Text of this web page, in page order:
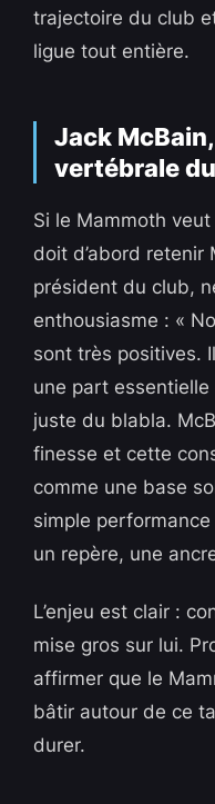
trajectoire du club
ligue tout entière.
Jack
vertébrale
Si le Mammoth
doit d’abord retenir
président du club,
enthousiasme : «
sont très positives.
une part essentielle
juste du blabla.
finesse et cette
comme une base
simple
un repère, une
L’enjeu est clair :
mise gros sur lui.
affirmer que le
bâtir autour de ce
durer.